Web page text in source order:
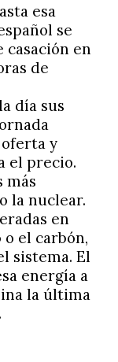
esa
se
en
de
día sus
y
el precio.
más
la nuclear.
en
el carbón,
sistema. El
energía a
la última